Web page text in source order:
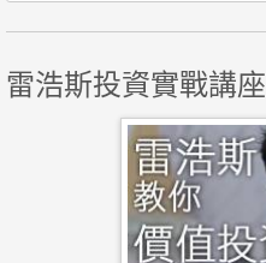
雷浩斯投資實戰講座